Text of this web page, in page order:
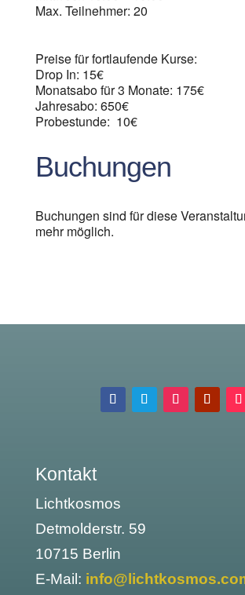
Max. Teilnehmer: 20
Preise für fortlaufende Kurse:
Drop In: 15€
Monatsabo für 3 Monate: 175€
Jahresabo: 650€
Probestunde: 10€
Buchungen
Buchungen sind für diese
mehr möglich.
Kontakt
Lichtkosmos
Detmolderstr. 59
10715 Berlin
E-Mail: